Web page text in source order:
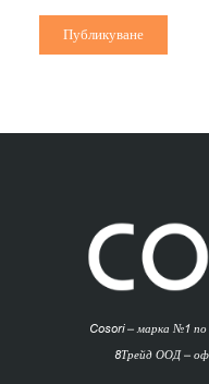
Cosori – марка №1
8Трейд ООД –